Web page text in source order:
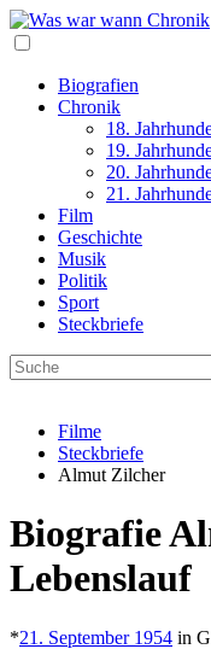
Biografien
Chronik
18.
19.
20.
21.
Film
Geschichte
Musik
Politik
Sport
Steckbriefe
Filme
Steckbriefe
Almut Zilcher
Biografie
Lebenslauf
*21. September 1954 in